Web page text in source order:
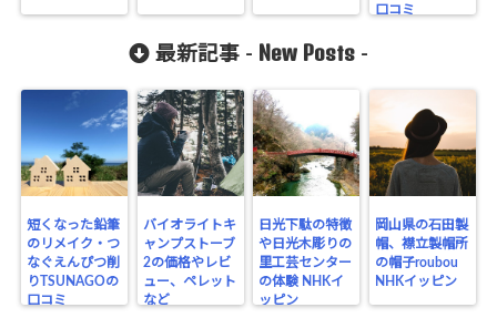
口コミ
最新記事 - New Posts -
短くなった鉛筆
のリメイク・つ
なぐえんぴつ削
りTSUNAGOの
口コミ
バイオライトキ
ャンプストーブ
2の価格やレビ
ュー、ペレット
など
日光下駄の特徴
や日光木彫りの
里工芸センター
の体験 NHKイ
ッピン
岡山県の石田製
帽、襟立製帽所
の帽子roubou
NHKイッピン